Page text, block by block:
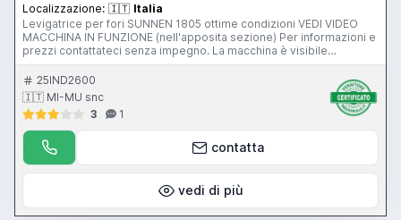
Localizzazione: 🇮🇹 Italia
Levigatrice per fori SUNNEN 1805 ottime condizioni VEDI VIDEO
MACCHINA IN FUNZIONE (nell'apposita sezione) Per informazioni e
prezzi contattateci senza impegno. La macchina è visibile
funzionante nel ns magazzino di Gussago (BS). Possibilità di prove
con pezzi e materiali su vs fornitura. Mimu Macchine Utensili
Lappatrice per fori Levigatrice Honing machine Hohnmaschine
Kreuzschleifmaschine
25IND2600
🇮🇹 MI-MU snc
3
1
contatta
vedi di più